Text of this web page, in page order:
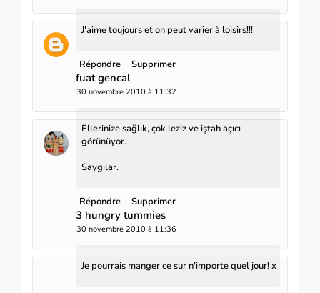
J'aime toujours et on peut varier à loisirs!!!
Répondre Supprimer
fuat gencal
30 novembre 2010 à 11:32
Ellerinize sağlık, çok leziz ve iştah açıcı
görünüyor.
Saygılar.
Répondre Supprimer
3 hungry tummies
30 novembre 2010 à 11:36
Je pourrais manger ce sur n'importe quel jour! x